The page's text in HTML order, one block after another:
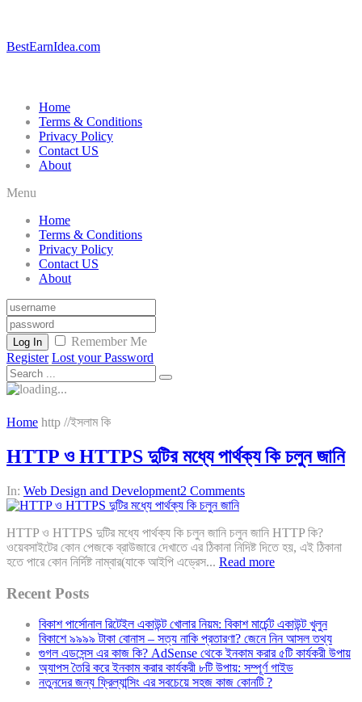
BestEarnIdea.com
Home
Terms & Conditions
Privacy Policy
Contact US
About
Menu
Home
Terms & Conditions
Privacy Policy
Contact US
About
Log In
Remember Me
Register Lost your Password
Home http //ইসলাম কি
HTTP ও HTTPS দুটির মধ্যে পার্থক্য কি চলুন জানি
In: Web Design and Development2 Comments
HTTP ও HTTPS দুটির মধ্যে পার্থক্য কি চলুন জানি চলুন জানি HTTP কি?
ওয়েবসাইটের কোন পেজকে ব্রাউজারে দেখাতে এর ঠিকানা নিদিষ্ট দিতে হয়, এই ঠিকানা
হতে পারে কোন নির্দিষ্ট নাম্বার(যাকে আইপি এড্রেস... Read more
Recent Posts
বিকাশ পার্সোনাল রিটেইল একাউন্ট খোলার নিয়ম: বিকাশ মার্চেন্ট একাউন্ট খুলুন
বিকাশে ৯৯৯৯ টাকা বোনাস – সত্য নাকি প্রতারণা? জেনে নিন আসল তথ্য
গুগল এডসেন্স এর কাজ কি? AdSense থেকে ইনকাম করার ৫টি কার্যকরী উপায়
অ্যাপস তৈরি করে ইনকাম করার কার্যকরী ৮টি উপায়: সম্পূর্ণ গাইড
নতুনদের জন্য ফ্রিল্যান্সিং এর সবচেয়ে সহজ কাজ কোনটি ?